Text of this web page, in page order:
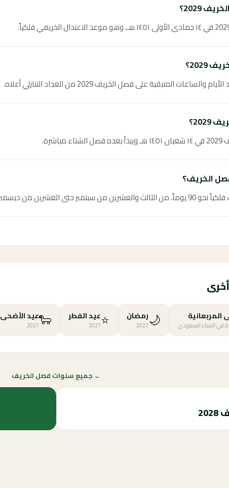
2029؟
المتبقية على فصل الخريف 2029 من العداد التنازلي أعلاه.
الخريف؟
حتى العشرين من ديسمبر.
المربعانية 🌙رمضان
2027
⭐عيد الفطر
2027
🐑عيد الأضحى
2027
← جميع سنوات فصل الخريف
2028